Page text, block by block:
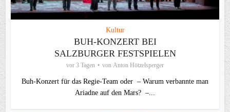
Kultur
BUH-KONZERT BEI
SALZBURGER FESTSPIELEN
vor 3 Tagen von Anton Hötzelsperger
Buh-Konzert für das Regie-Team oder – Warum verbannte man
Ariadne auf den Mars? –...